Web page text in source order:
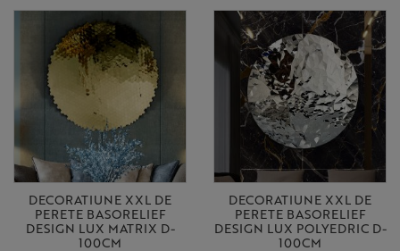
DECORATIUNE XXL DE
PERETE BASORELIEF
DESIGN LUX MATRIX D-
100CM
DECORATIUNE XXL DE
PERETE BASORELIEF
DESIGN LUX POLYEDRIC D-
100CM